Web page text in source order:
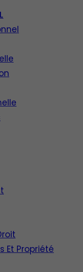
Et Propriété